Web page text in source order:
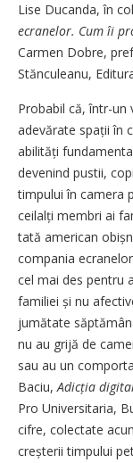
Lise ­Ducanda, în
ecranelor. Cum îi
Carmen Dobre,
Stănculeanu,
Probabil că, într-
adevărate spații în
abilități
devenind pustii,
timpului în camera
ceilalți membri ai
tată american
compania
cel mai des pentru
familiei și nu
jumătate
nu au grijă de
sau au un
Baciu,Adicția
Pro Universitaria,
cifre, colectate
creșterii timpului